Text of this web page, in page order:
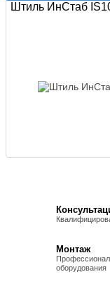
Штиль ИнСтаб
Монтаж
оборудования